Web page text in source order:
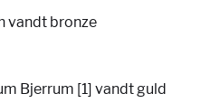
vandt bronze
Bjerrum [1] vandt guld